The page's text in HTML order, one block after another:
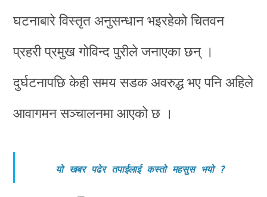
घटनाबारे विस्तृत अनुसन्धान भइरहेको चितवन
प्रहरी प्रमुख गोविन्द पुरीले जनाएका छन् ।
दुर्घटनापछि केही समय सडक अवरुद्ध भए पनि अहिले
आवागमन सञ्चालनमा आएको छ ।
यो खबर पढेर तपाईलाई कस्तो महसुस भयो?